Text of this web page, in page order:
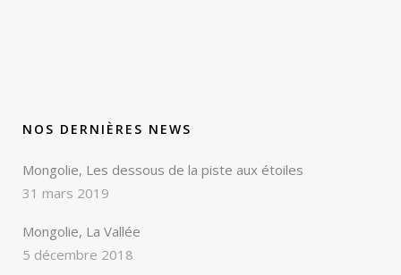
NOS DERNIÈRES NEWS
Mongolie, Les dessous de la piste aux étoiles
31 mars 2019
Mongolie, La Vallée
5 décembre 2018